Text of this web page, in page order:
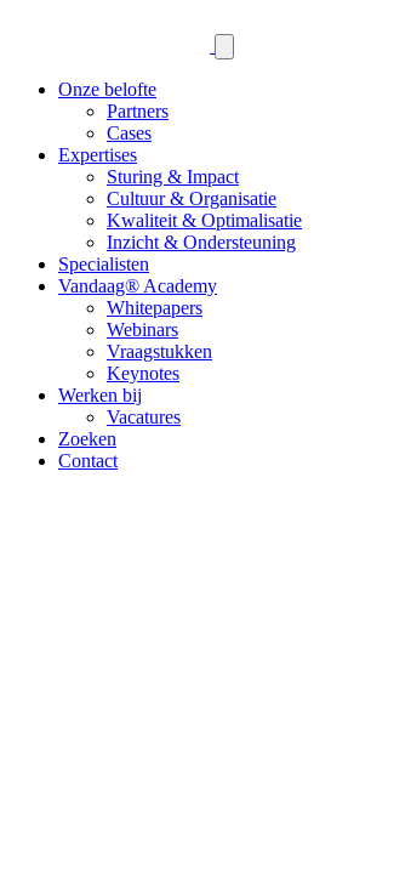
Onze belofte
Partners
Cases
Expertises
Sturing & Impact
Cultuur & Organisatie
Kwaliteit & Optimalisatie
Inzicht & Ondersteuning
Specialisten
Vandaag® Academy
Whitepapers
Webinars
Vraagstukken
Keynotes
Werken bij
Vacatures
Zoeken
Contact